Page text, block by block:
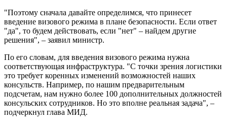
"Поэтому сначала давайте определимся, что принесет
введение визового режима в плане безопасности. Если ответ
"да", то будем действовать, если "нет" – найдем другие
решения", – заявил министр.
По его словам, для введения визового режима нужна
соответствующая инфраструктура. "С точки зрения логистики
это требует коренных изменений возможностей наших
консульств. Например, по нашим предварительным
подсчетам, нам нужно более 100 дополнительных должностей
консульских сотрудников. Но это вполне реальная задача", –
подчеркнул глава МИД.